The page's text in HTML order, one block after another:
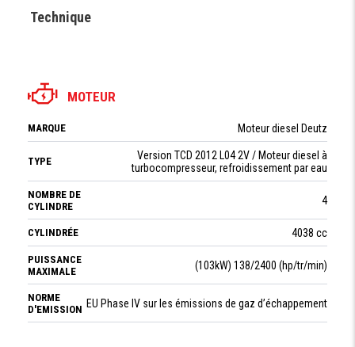
Technique
MOTEUR
MARQUE Moteur diesel Deutz
TYPE
Version TCD 2012 L04 2V / Moteur diesel à
turbocompresseur, refroidissement par eau
NOMBRE DE
CYLINDRE
4
CYLINDRÉE 4038 cc
PUISSANCE
MAXIMALE
(103kW) 138/2400 (hp/tr/min)
NORME
D'EMISSION EU Phase IV sur les émissions de gaz d’échappement